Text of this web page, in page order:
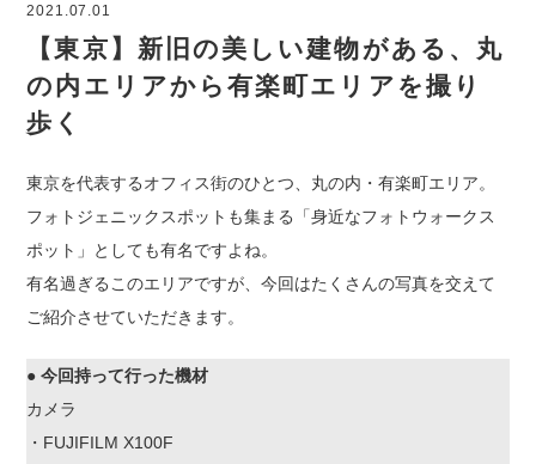
2021.07.01
【東京】新旧の美しい建物がある、丸
の内エリアから有楽町エリアを撮り
歩く
東京を代表するオフィス街のひとつ、丸の内・有楽町エリア。
フォトジェニックスポットも集まる「身近なフォトウォークス
ポット」としても有名ですよね。
有名過ぎるこのエリアですが、今回はたくさんの写真を交えて
ご紹介させていただきます。
●今回持って行った機材
カメラ
・FUJIFILM X100F